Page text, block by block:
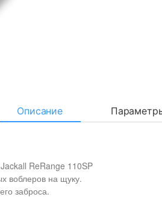
Описание
ReRange 110SP
воблеров на щуку.
заброса.